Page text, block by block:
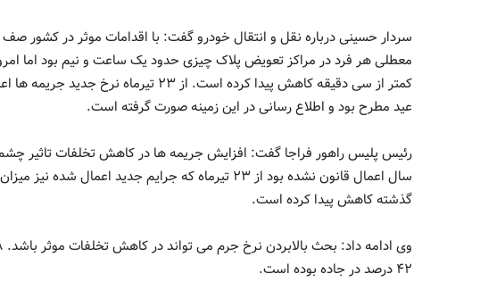
سردار حسینی درباره نقل و انتقال خودرو گفت: با اقدامات موثر در کشور صف
معطلی هر فرد در مراکز تعویض پلاک چیزی حدود یک ساعت و نیم بود اما
کمتر از سی دقیقه کاهش پیدا کرده است. از ۲۳
عید مطرح بود و اطلاع رسانی در این زمینه صورت گرفته است.
رئیس پلیس راهور فراجا گفت: افزایش جریمه ها در کاهش تخلفات تاثیر
گذشته کاهش پیدا کرده است.
۴۲ درصد در جاده بوده است.